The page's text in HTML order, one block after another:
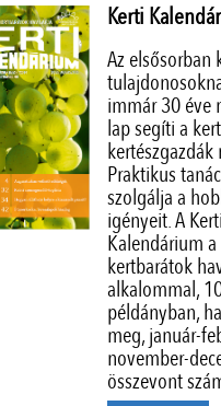
Kerti
Az elsősorban
immár 30 éve
lap segíti a
Praktikus
szolgálja a
igényeit. A Kerti
Kalendárium
kertbarátok
alkalommal,
példányban,
meg, január-
november-
összevont